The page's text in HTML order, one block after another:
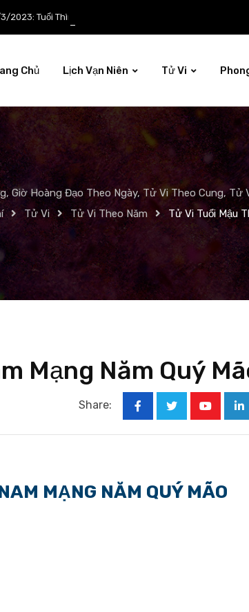
2023: Tuổi Thìn công việc tươi sáng
Chủ Lịch Vạn Niên Tử Vi
Giờ Hoàng Đạo Theo Ngày, Tử Vi Theo Cung, Tử
Tử Vi Tử Vi Theo Năm Tử Vi Tuổi Mậu
Mạng Năm Quý
Share:
MẠNG NĂM QUÝ MÃO